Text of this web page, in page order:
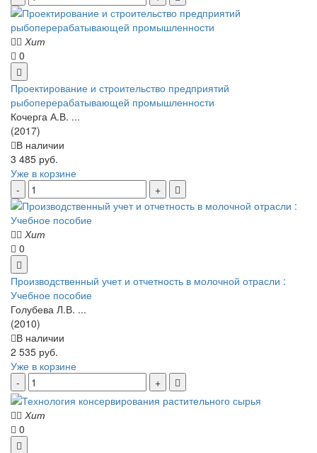
Хит
0
Проектирование и строительство предприятий
рыбоперерабатывающей промышленности
Кочерга А.В. ...
(2017)
В наличии
3 485 руб.
Уже в корзине
Хит
0
Производственный учет и отчетность в молочной отрасли :
Учебное пособие
Голубева Л.В. ...
(2010)
В наличии
2 535 руб.
Уже в корзине
Хит
0